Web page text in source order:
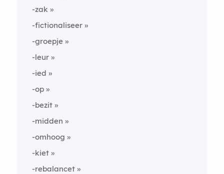
-zak
-fictionaliseer
-groepje
-leur
-ied
-op
-bezit
-midden
-omhoog
-kiet
-rebalancet